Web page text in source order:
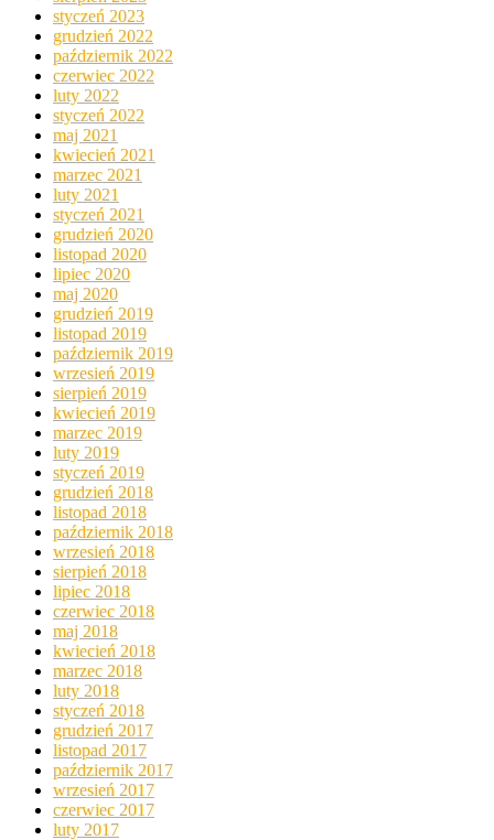
styczeń 2023
grudzień 2022
październik 2022
czerwiec 2022
luty 2022
styczeń 2022
maj 2021
kwiecień 2021
marzec 2021
luty 2021
styczeń 2021
grudzień 2020
listopad 2020
lipiec 2020
maj 2020
grudzień 2019
listopad 2019
październik 2019
wrzesień 2019
sierpień 2019
kwiecień 2019
marzec 2019
luty 2019
styczeń 2019
grudzień 2018
listopad 2018
październik 2018
wrzesień 2018
sierpień 2018
lipiec 2018
czerwiec 2018
maj 2018
kwiecień 2018
marzec 2018
luty 2018
styczeń 2018
grudzień 2017
listopad 2017
październik 2017
wrzesień 2017
czerwiec 2017
luty 2017